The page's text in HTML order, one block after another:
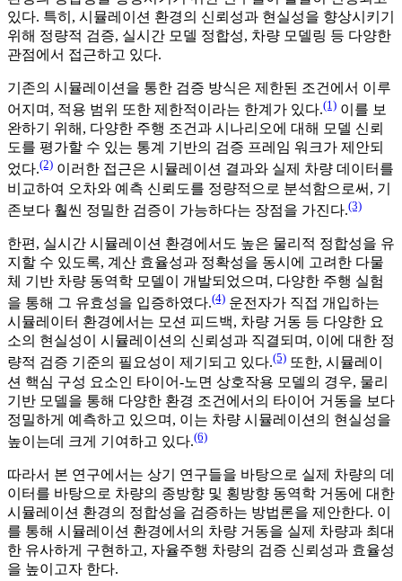
있다. 특히, 시뮬레이션 환경의 신뢰성과 현실성을 향상시키기
위해 정량적 검증, 실시간 모델 정합성, 차량 모델링 등 다양한
관점에서 접근하고 있다.
기존의 시뮬레이션을 통한 검증 방식은 제한된 조건에서 이루
어지며, 적용 범위 또한 제한적이라는 한계가 있다.(1) 이를 보
완하기 위해, 다양한 주행 조건과 시나리오에 대해 모델 신뢰
도를 평가할 수 있는 통계 기반의 검증 프레임 워크가 제안되
었다.(2) 이러한 접근은 시뮬레이션 결과와 실제 차량 데이터를
비교하여 오차와 예측 신뢰도를 정량적으로 분석함으로써, 기
존보다 훨씬 정밀한 검증이 가능하다는 장점을 가진다.(3)
한편, 실시간 시뮬레이션 환경에서도 높은 물리적 정합성을 유
지할 수 있도록, 계산 효율성과 정확성을 동시에 고려한 다물
체 기반 차량 동역학 모델이 개발되었으며, 다양한 주행 실험
을 통해 그 유효성을 입증하였다.(4) 운전자가 직접 개입하는
시뮬레이터 환경에서는 모션 피드백, 차량 거동 등 다양한 요
소의 현실성이 시뮬레이션의 신뢰성과 직결되며, 이에 대한 정
량적 검증 기준의 필요성이 제기되고 있다.(5) 또한, 시뮬레이
션 핵심 구성 요소인 타이어-노면 상호작용 모델의 경우, 물리
기반 모델을 통해 다양한 환경 조건에서의 타이어 거동을 보다
정밀하게 예측하고 있으며, 이는 차량 시뮬레이션의 현실성을
높이는데 크게 기여하고 있다.(6)
따라서 본 연구에서는 상기 연구들을 바탕으로 실제 차량의 데
이터를 바탕으로 차량의 종방향 및 횡방향 동역학 거동에 대한
시뮬레이션 환경의 정합성을 검증하는 방법론을 제안한다. 이
를 통해 시뮬레이션 환경에서의 차량 거동을 실제 차량과 최대
한 유사하게 구현하고, 자율주행 차량의 검증 신뢰성과 효율성
을 높이고자 한다.